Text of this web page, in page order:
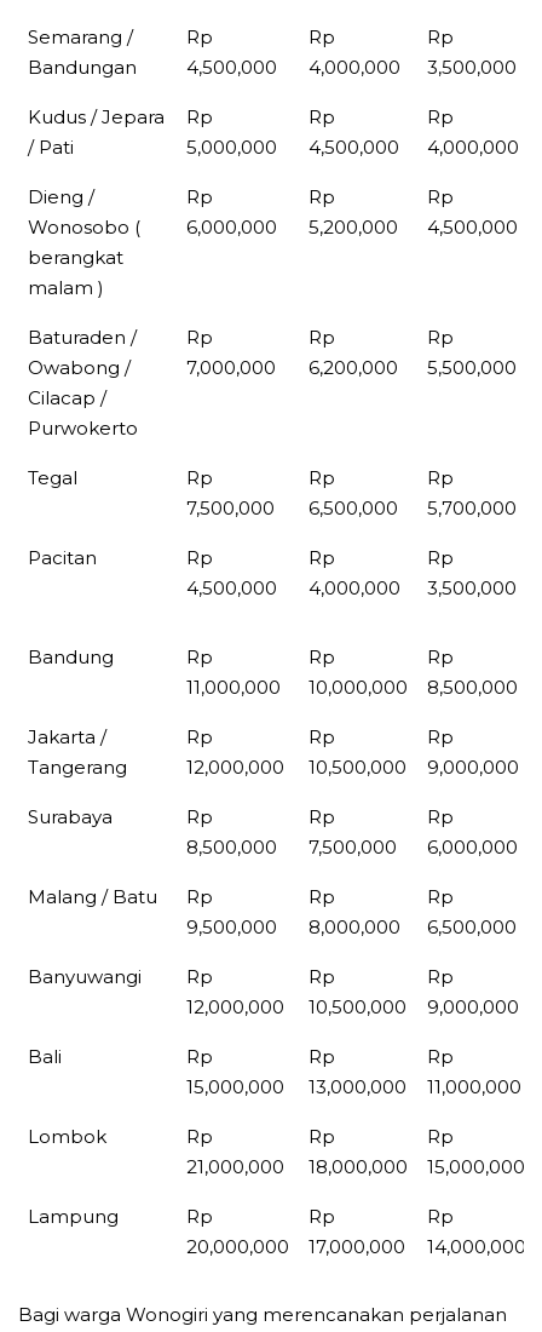
Semarang /
Bandungan
Rp
4,500,000
Rp
4,000,000
Rp
3,500,000
Kudus / Jepara
/ Pati
Rp
5,000,000
Rp
4,500,000
Rp
4,000,000
Dieng /
Wonosobo (
berangkat
malam )
Rp
6,000,000
Rp
5,200,000
Rp
4,500,000
Baturaden /
Owabong /
Cilacap /
Purwokerto
Rp
7,000,000
Rp
6,200,000
Rp
5,500,000
Tegal
Rp
7,500,000
Rp
6,500,000
Rp
5,700,000
Pacitan
Rp
4,500,000
Rp
4,000,000
Rp
3,500,000
Bandung
Rp
11,000,000
Rp
10,000,000
Rp
8,500,000
Jakarta /
Tangerang
Rp
12,000,000
Rp
10,500,000
Rp
9,000,000
Surabaya
Rp
8,500,000
Rp
7,500,000
Rp
6,000,000
Malang / Batu
Rp
9,500,000
Rp
8,000,000
Rp
6,500,000
Banyuwangi
Rp
12,000,000
Rp
10,500,000
Rp
9,000,000
Bali
Rp
15,000,000
Rp
13,000,000
Rp
11,000,000
Lombok
Rp
21,000,000
Rp
18,000,000
Rp
15,000,000
Lampung
Rp
20,000,000
Rp
17,000,000
Rp
14,000,000
Bagi warga Wonogiri yang merencanakan perjalanan